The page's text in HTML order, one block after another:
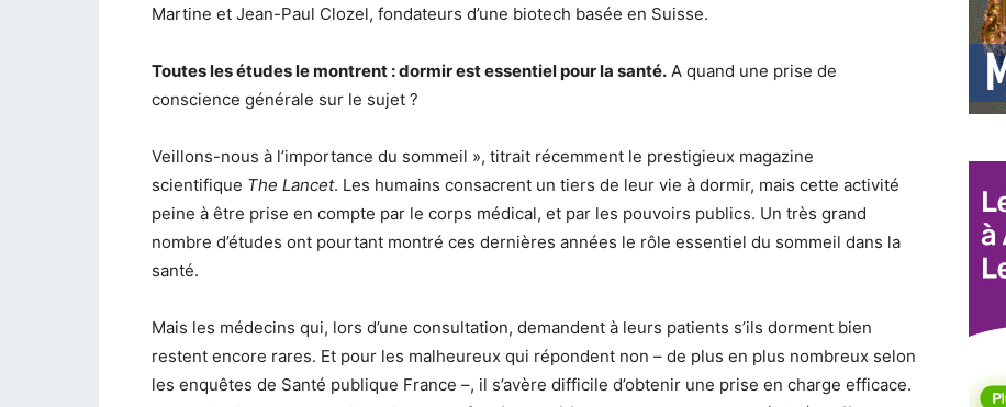
Martine et Jean-Paul Clozel, fondateurs d’une biotech basée en Suisse.
Toutes les études le montrent : dormir est essentiel pour la santé. A quand une prise de
conscience générale sur le sujet ?
Veillons-nous à l’importance du sommeil », titrait récemment le prestigieux magazine
scientifique The Lancet. Les humains consacrent un tiers de leur vie à dormir, mais cette activité
peine à être prise en compte par le corps médical, et par les pouvoirs publics. Un très grand
nombre d’études ont pourtant montré ces dernières années le rôle essentiel du sommeil dans la
santé.
Mais les médecins qui, lors d’une consultation, demandent à leurs patients s’ils dorment bien
restent encore rares. Et pour les malheureux qui répondent non – de plus en plus nombreux selon
les enquêtes de Santé publique France –, il s’avère difficile d’obtenir une prise en charge efficace.